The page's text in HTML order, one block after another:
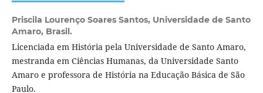
Priscila Lourenço Soares Santos, Universidade de Santo
Amaro, Brasil.
Licenciada em História pela Universidade de Santo Amaro,
mestranda em Ciências Humanas, da Universidade Santo
Amaro e professora de História na Educação Básica de São
Paulo.